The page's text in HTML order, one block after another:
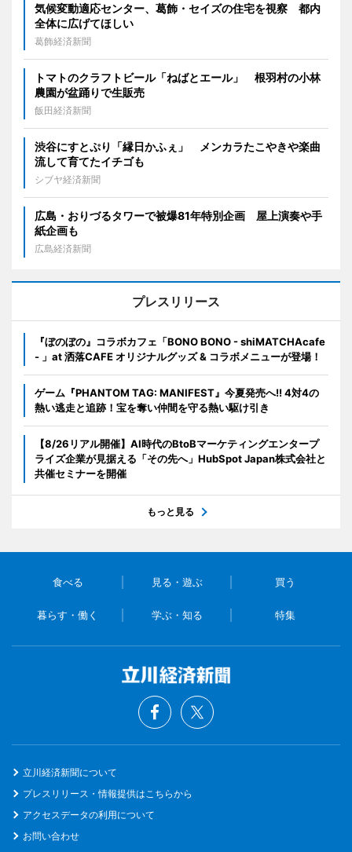
気候変動適応センター、葛飾・セイズの住宅を視察 都内
全体に広げてほしい
葛飾経済新聞
トマトのクラフトビール「ねばとエール」 根羽村の小林
農園が盆踊りで生販売
飯田経済新聞
渋谷にすとぷり「縁日かふぇ」 メンカラたこやきや楽曲
流して育てたイチゴも
シブヤ経済新聞
広島・おりづるタワーで被爆81年特別企画 屋上演奏や手
紙企画も
広島経済新聞
プレスリリース
『ぼのぼの』コラボカフェ「BONO BONO - shiMATCHAcafe
- 」at 洒落CAFE オリジナルグッズ & コラボメニューが登場！
ゲーム『PHANTOM TAG: MANIFEST』今夏発売へ!! 4対4の
熱い逃走と追跡！宝を奪い仲間を守る熱い駆け引き
【8/26リアル開催】AI時代のBtoBマーケティングエンタープ
ライズ企業が見据える「その先へ」HubSpot Japan株式会社と
共催セミナーを開催
もっと見る
食べる 見る・遊ぶ 買う
暮らす・働く 学ぶ・知る 特集
立川経済新聞について
プレスリリース・情報提供はこちらから
アクセスデータの利用について
お問い合わせ